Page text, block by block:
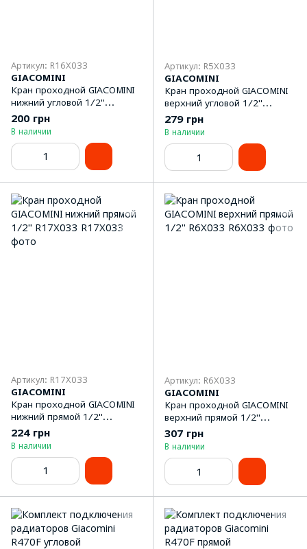
Артикул: R16X033
GIACOMINI
Кран проходной GIACOMINI
нижний угловой 1/2''
R16X033
200 грн
В наличии
Артикул: R5Х033
GIACOMINI
Кран проходной GIACOMINI
верхний угловой 1/2''
R5Х033
279 грн
В наличии
Артикул: R17X033
GIACOMINI
Кран проходной GIACOMINI
нижний прямой 1/2''
R17X033
224 грн
В наличии
Артикул: R6X033
GIACOMINI
Кран проходной GIACOMINI
верхний прямой 1/2''
R6X033
307 грн
В наличии